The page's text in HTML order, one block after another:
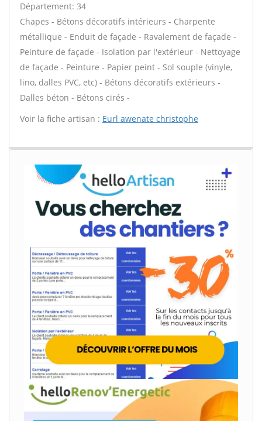
Département: 34
Chapes - Bétons décoratifs intérieurs - Charpente
métallique - Enduit de façade - Ravalement de façade -
Peinture de façade - Isolation par l'extérieur - Nettoyage
de façade - Peinture - Papier peint - Sol souple (vinyle,
lino, dalles PVC, etc) - Bétons décoratifs extérieurs -
Dalles béton - Bétons cirés -
Voir la fiche artisan : Eurl awenate christophe